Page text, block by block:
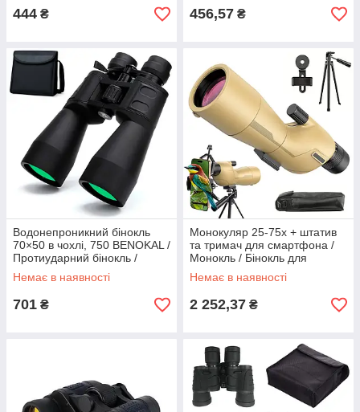
444 ₴ 456,57 ₴
Водонепроникний бінокль
70×50 в чохлі, 750 BENOKAL /
Протиударний бінокль /
Бінокль армійський
Немає в наявності
701 ₴
Монокуляр 25-75x + штатив
та тримач для смартфона /
Монокль / Бінокль для
телефону / Підзорна труба
Немає в наявності
2 252,37 ₴